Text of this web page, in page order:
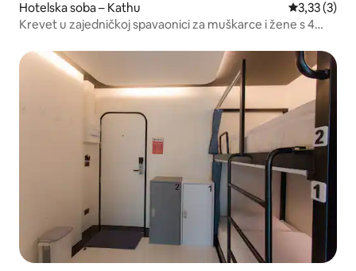
Hotelska soba – Kathu Prosječna
3,33 (3)
Krevet u zajedničkoj spavaonici za muškarce i žene s 4